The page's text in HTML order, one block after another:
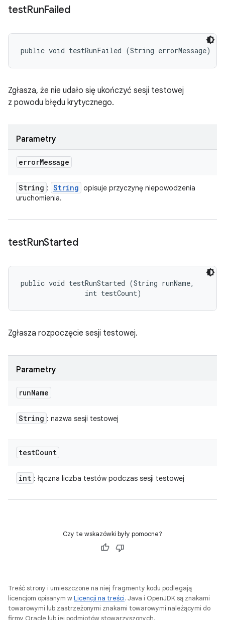
testRunFailed
public void testRunFailed (String errorMessage)
Zgłasza, że nie udało się ukończyć sesji testowej
z powodu błędu krytycznego.
Parametry
errorMessage
String : String opisuje przyczynę niepowodzenia
uruchomienia.
testRunStarted
public void testRunStarted (String runName,
                int testCount)
Zgłasza rozpoczęcie sesji testowej.
Parametry
runName
String : nazwa sesji testowej
testCount
int : łączna liczba testów podczas sesji testowej
Czy te wskazówki były pomocne?
Treść strony i umieszczone na niej fragmenty kodu podlegają
licencjom opisanym wLicencji na treści. Java i OpenJDK są znakami
towarowymi lub zastrzeżonymi znakami towarowymi należącymi do
firmy Oracle lub jej podmiotów stowarzyszonych.